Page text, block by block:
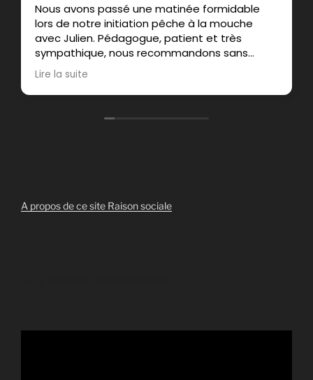
Nous avons passé une matinée formidable
lors de notre initiation pêche à la mouche
avec Julien. Pédagogue, patient et très
sympathique, nous recommandons sans
aucune réserve !
Réponse du propriétaire
Lire la suite
A propos de ce site Raison sociale